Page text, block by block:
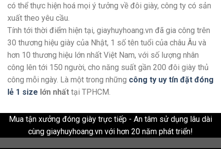
có thể thực hiện hoá mọi ý tưởng về đôi giày, công ty có sản
xuất theo yêu cầu.
Tính tới thời điểm hiện tại, giayhuyhoang.vn đã gia công trên
30 thương hiệu giày của Nhật, 1 số tên tuổi của châu Âu và
hơn 10 thương hiệu lớn nhất Việt Nam, với số lượng nhân
công lên tới 150 người, cho năng suất gần 200 đôi giày thủ
công mỗi ngày. Là một trong những công ty uy tín đặt đóng
lẻ 1 size lớn nhất tại TPHCM.
Mua tận xưởng đóng giày trực tiếp - An tâm sử dụng lâu dài
cùng giayhuyhoang.vn với hơn 20 năm phát triển!